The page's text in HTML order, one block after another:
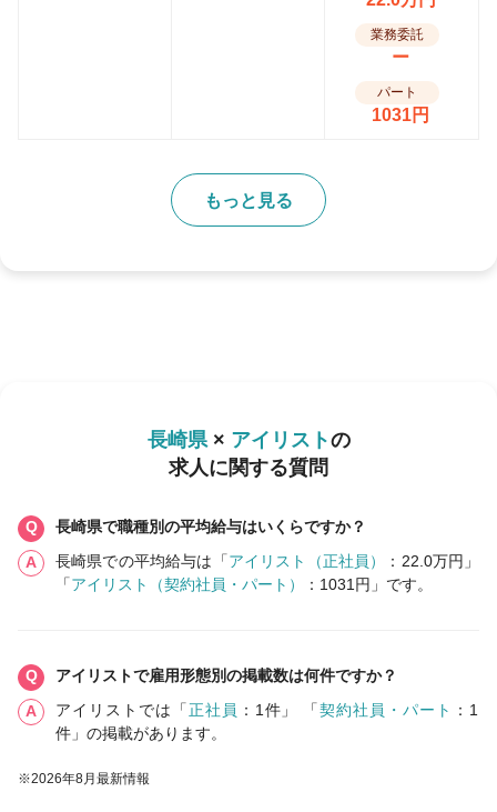
業務委託
ー
パート
1031円
もっと見る
長崎県× アイリストの
求人に関する質問
長崎県で職種別の平均給与はいくらですか？
長崎県での平均給与は「アイリスト（正社員）
：22.0万円」
「アイリスト（契約社員・パート） ：1031円」です。
アイリストで雇用形態別の掲載数は何件ですか？
アイリストでは「正社員 ：1件」 「契約社員・パート
：1
件」の掲載があります。
※2026年8月最新情報